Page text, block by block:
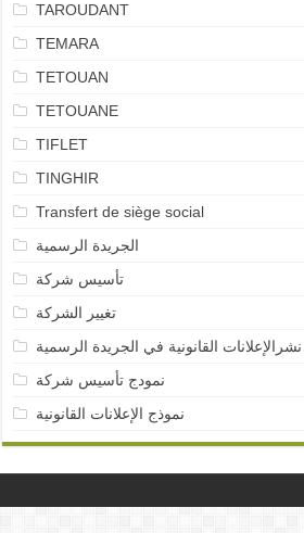
TAROUDANT
TEMARA
TETOUAN
TETOUANE
TIFLET
TINGHIR
Transfert de siège social
الجريدة الرسمية
تأسيس شركة
تغيير الشركة
نشرالإعلانات القانونية في الجريدة الرسمية
نمودج تأسيس شركة
نموذج الإعلانات القانونية